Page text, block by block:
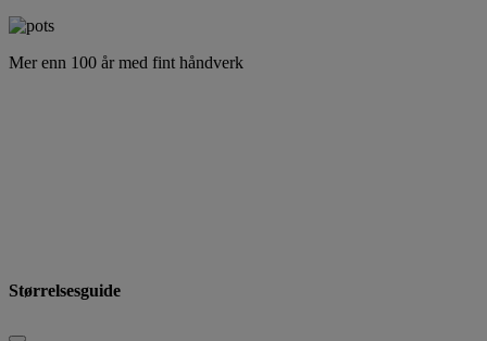
Mer enn 100 år med fint håndverk
Størrelsesguide